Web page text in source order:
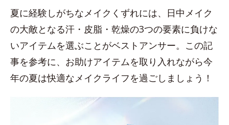
夏に経験しがちなメイクくずれには、日中メイク
の大敵となる汗・皮脂・乾燥の3つの要素に負けな
いアイテムを選ぶことがベストアンサー。この記
事を参考に、お助けアイテムを取り入れながら今
年の夏は快適なメイクライフを過ごしましょう！